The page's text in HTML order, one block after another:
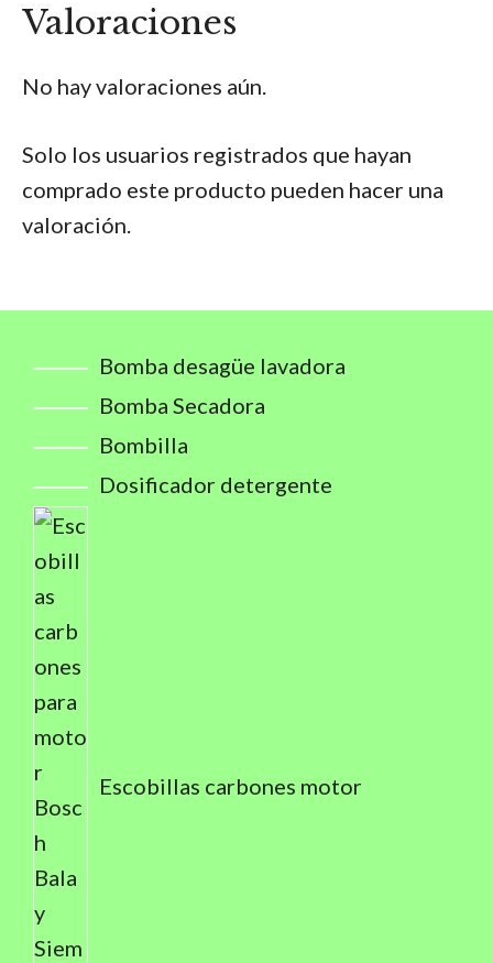
Valoraciones
No hay valoraciones aún.
Solo los usuarios registrados que hayan
comprado este producto pueden hacer una
valoración.
Bomba desagüe lavadora
Bomba Secadora
Bombilla
Dosificador detergente
Escobillas carbones motor